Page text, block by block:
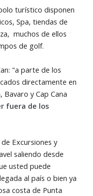
turístico disponen
Spa, tiendas de
muchos de ellos
de golf.
"a parte de los
directamente en
Bavaro y Cap Cana
fuera de los
Excursiones y
saliendo desde
usted puede
al país o bien ya
costa de Punta